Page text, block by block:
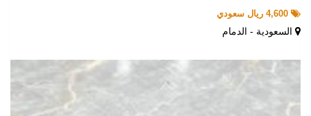
السعودية - الدمام